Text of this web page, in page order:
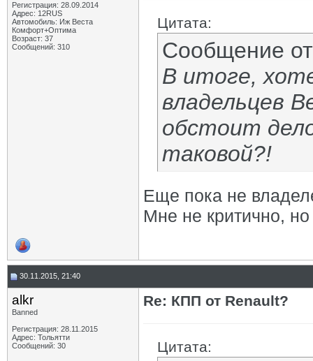
Регистрация: 28.09.2014
Адрес: 12RUS
Автомобиль: Иж Веста
Комфорт+Оптима
Возраст: 37
Сообщений: 310
Цитата:
Сообщение
В итоге,
владельцев
обстоит
таковой?!
Еще пока не
Мне не критично,
30.11.2015, 21:40
alkr
Banned
Регистрация: 28.11.2015
Адрес: Тольятти
Сообщений: 30
Re: КПП от Renault?
Цитата: